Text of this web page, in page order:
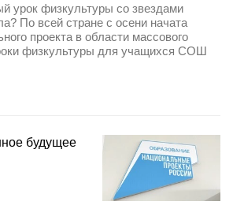
урок физкультуры со звездами
По всей стране с осени начата
проекта в области массового
физкультуры для учащихся СОШ
будущее